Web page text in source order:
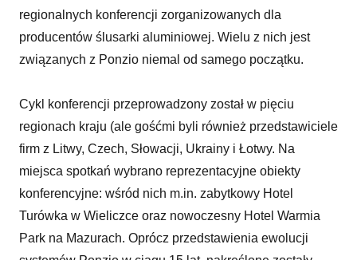
regionalnych konferencji zorganizowanych dla
producentów ślusarki aluminiowej. Wielu z nich jest
związanych z Ponzio niemal od samego początku.
Cykl konferencji przeprowadzony został w pięciu
regionach kraju (ale gośćmi byli również przedstawiciele
firm z Litwy, Czech, Słowacji, Ukrainy i Łotwy. Na
miejsca spotkań wybrano reprezentacyjne obiekty
konferencyjne: wśród nich m.in. zabytkowy Hotel
Turówka w Wieliczce oraz nowoczesny Hotel Warmia
Park na Mazurach. Oprócz przedstawienia ewolucji